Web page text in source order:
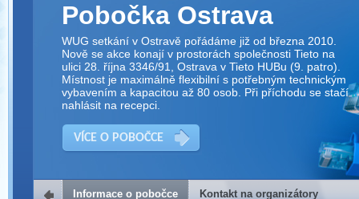
Pobočka Ostrava
WUG setkání v Ostravě pořádáme již od března 2010.
Nově se akce konají v prostorách společnosti Tieto na
ulici 28. října 3346/91, Ostrava v Tieto HUBu (9. patro).
Místnost je maximálně flexibilní s potřebným technickým
vybavením a kapacitou až 80 osob. Při příchodu se stačí
nahlásit na recepci.
VÍCE O POBOČCE
Informace o pobočce Kontakt na organizátory